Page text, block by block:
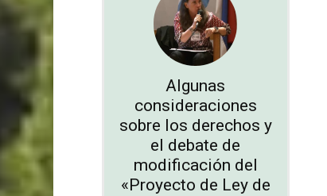
Algunas
consideraciones
sobre los derechos y
el debate de
modificación del
«Proyecto de Ley de